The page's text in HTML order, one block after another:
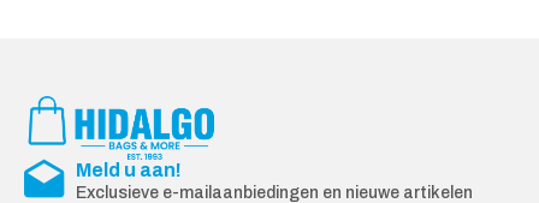
Meld u aan!
Exclusieve e-mailaanbiedingen en nieuwe artikelen